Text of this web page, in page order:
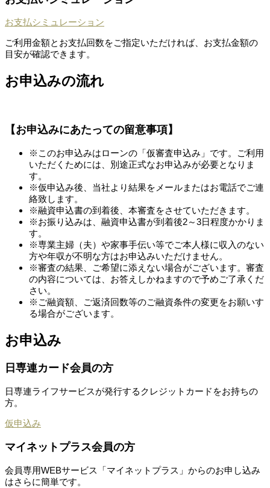
お支払シミュレーション
ご利用金額とお支払回数をご指定いただければ、お支払金額の
目安が確認できます。
お申込みの流れ
【お申込みにあたっての留意事項】
※このお申込みはローンの「仮審査申込み」です。ご利用
いただくためには、別途正式なお申込みが必要となりま
す。
※仮申込み後、当社より結果をメールまたはお電話でご連
絡致します。
※融資申込書の到着後、本審査をさせていただきます。
※お振り込みは、融資申込書が到着後2～3日程度かかりま
す。
※専業主婦（夫）や家事手伝い等でご本人様に収入のない
方や年収が不明な方はお申込みいただけません。
※審査の結果、ご希望に添えない場合がございます。審査
の内容については、お答えしかねますので予めご了承くだ
さい。
※ご融資額、ご返済回数等のご融資条件の変更をお願いす
る場合がございます。
お申込み
日専連カード会員の方
日専連ライフサービスが発行するクレジットカードをお持ちの
方。
仮申込み
マイネットプラス会員の方
会員専用WEBサービス「マイネットプラス」からのお申し込み
はさらに簡単です。